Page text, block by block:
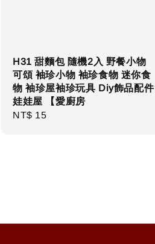
H31 甜麵包 隨機2入 野餐小物
可頌 袖珍小物 袖珍食物 迷你食
物 袖珍屋袖珍玩具 Diy飾品配件
娃娃屋 【愛廚房
Regular
NT$ 15